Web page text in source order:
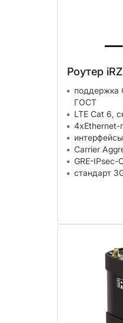
Роутер
поддержка
ГОСТ
LTE Cat 6,
4xEthernet-
Carrier
GRE-IPsec-
стандарт